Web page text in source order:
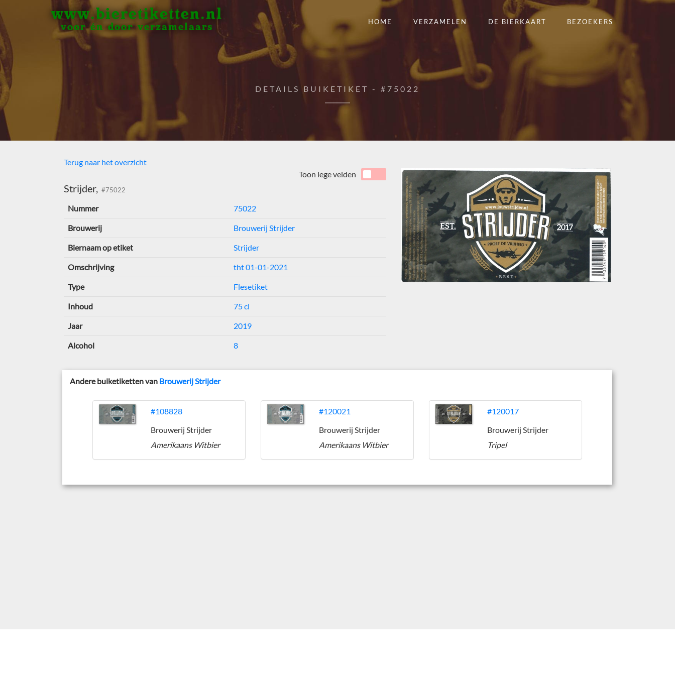
www.bieretiketten.nl
voor én door verzamelaars
HOME VERZAMELEN DE BIERKAART BEZOEKERS
DETAILS BUIKETIKET - #75022
Terug naar het overzicht
Strijder, #75022
Toon lege velden
Nummer 75022
Brouwerij Brouwerij Strijder
Biernaam op etiket Strijder
Omschrijving tht 01-01-2021
Type Flesetiket
Inhoud 75 cl
Jaar 2019
Alcohol 8
Andere buiketiketten van Brouwerij Strijder
#108828
Brouwerij Strijder
Amerikaans Witbier
#120021
Brouwerij Strijder
Amerikaans Witbier
#120017
Brouwerij Strijder
Tripel